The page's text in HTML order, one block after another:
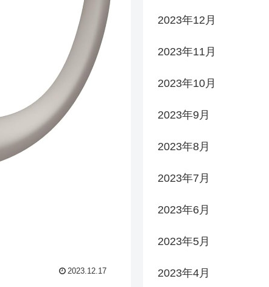
2023.12.17
2023年12月
2023年11月
2023年10月
2023年9月
2023年8月
2023年7月
2023年6月
2023年5月
2023年4月